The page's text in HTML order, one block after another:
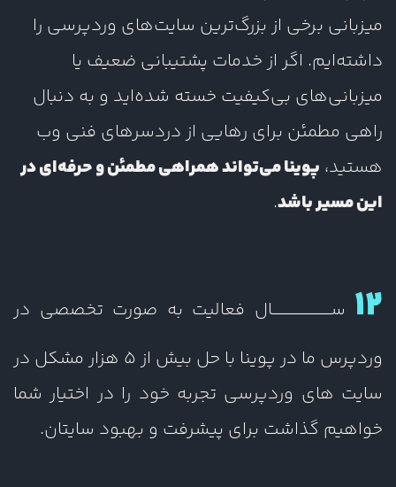
میزبانی برخی از بزرگ‌ترین سایت‌های وردپرسی را
داشته‌ایم. اگر از خدمات پشتیبانی ضعیف یا
میزبانی‌های بی‌کیفیت خسته شده‌اید و به دنبال
راهی مطمئن برای رهایی از دردسرهای فنی وب
هستید، پوینا می‌تواند همراهی مطمئن و حرفه‌ای در
این مسیر باشد.
12 ســــــــــــــــــــــال فعالیت به صورت تخصصی در
وردپرس ما در پوینا با حل بیش از 5 هزار مشکل در
سایت های وردپرسی تجربه خود را در اختیار شما
خواهیم گذاشت برای پیشرفت و بهبود سایتان.